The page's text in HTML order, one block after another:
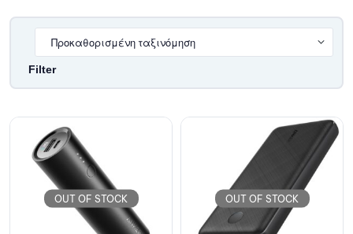
Filter
OUT OF STOCK OUT OF STOCK